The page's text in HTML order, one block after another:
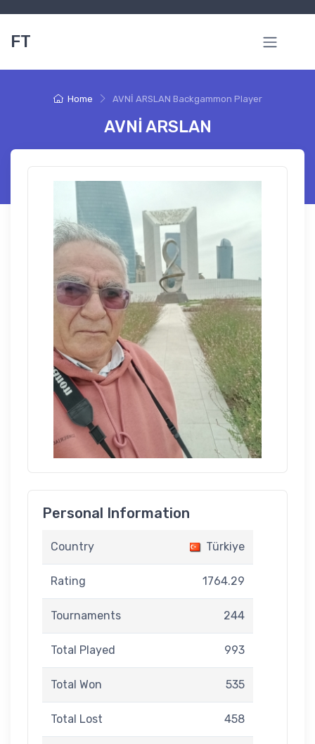
FT
Home AVNİ ARSLAN Backgammon Player
AVNİ ARSLAN
Personal Information
Country Türkiye
Rating 1764.29
Tournaments 244
Total Played 993
Total Won 535
Total Lost 458